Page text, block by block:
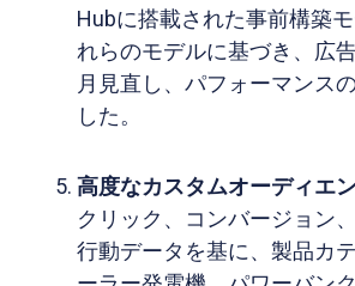
Hubに搭載された事前構築
れらのモデルに基づき、広
月見直し、パフォーマンス
した。
高度なカスタムオーディエ
クリック、コンバージョン
行動データを基に、製品カ